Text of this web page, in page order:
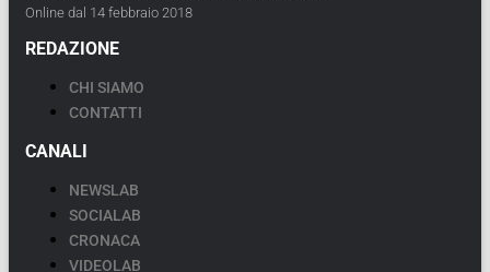
Online dal 14 febbraio 2018
REDAZIONE
CHI SIAMO
CONTATTI
CANALI
NEWSLAB
SOCIALAB
CRONACA
VIDEOLAB